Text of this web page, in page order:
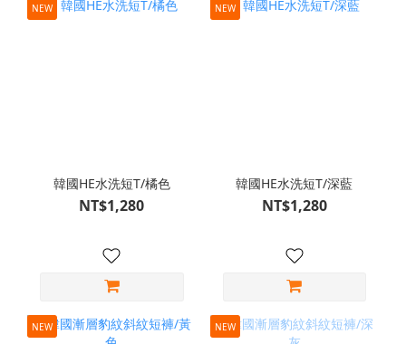
NEW
韓國HE水洗短T/橘色
NT$1,280
NEW
韓國HE水洗短T/深藍
NT$1,280
NEW NEW